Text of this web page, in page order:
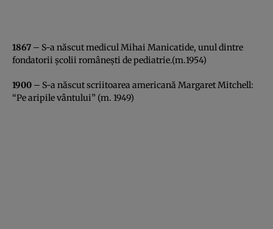
1867 – S-a născut medicul Mihai Manicatide, unul dintre
fondatorii şcolii româneşti de pediatrie.(m.1954)
1900 – S-a născut scriitoarea americană Margaret Mitchell:
“Pe aripile vântului” (m. 1949)